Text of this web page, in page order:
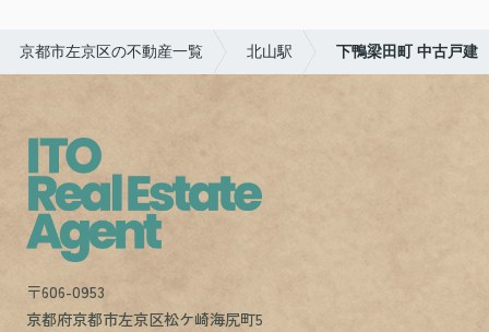
京都市左京区の不動産一覧 北山駅 下鴨梁田町 中古戸建
〒606-0953
京都府京都市左京区松ケ崎海尻町5